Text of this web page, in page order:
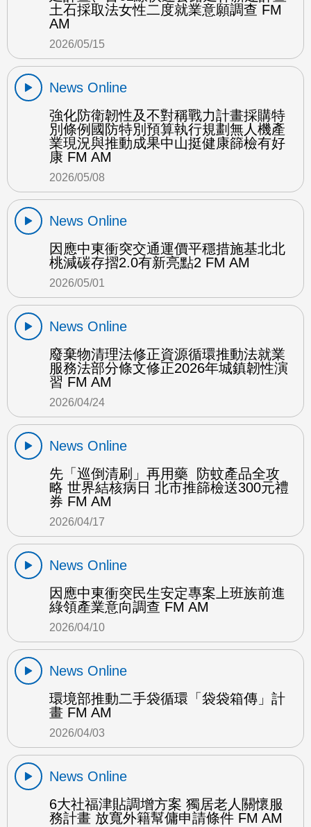
土石採取法女性二度就業意願調查 FM
AM
2026/05/15
News Online
強化防衛韌性及不對稱戰力計畫採購特
別條例國防特別預算執行規劃無人機產
業現況與推動成果中山挺健康篩檢有好
康 FM AM
2026/05/08
News Online
因應中東衝突交通運價平穩措施基北北
桃減碳存摺2.0有新亮點2 FM AM
2026/05/01
News Online
廢棄物清理法修正資源循環推動法就業
服務法部分條文修正2026年城鎮韌性演
習 FM AM
2026/04/24
News Online
先「巡倒清刷」再用藥 防蚊產品全攻
略 世界結核病日 北市推篩檢送300元禮
券 FM AM
2026/04/17
News Online
因應中東衝突民生安定專案上班族前進
綠領產業意向調查 FM AM
2026/04/10
News Online
環境部推動二手袋循環「袋袋箱傳」計
畫 FM AM
2026/04/03
News Online
6大社福津貼調增方案 獨居老人關懷服
務計畫 放寬外籍幫傭申請條件 FM AM